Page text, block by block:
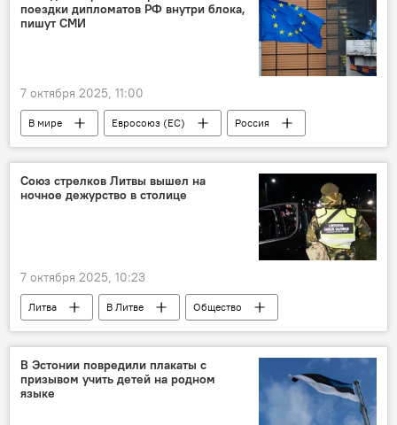
поездки дипломатов РФ внутри блока,
пишут СМИ
7 октября 2025, 11:00
В мире Евросоюз (ЕС)
Россия
ЕС
дипломат
дипломаты
дипломатические отношения
Политика
Общество
Союз стрелков Литвы вышел на
ночное дежурство в столице
7 октября 2025, 10:23
Литва В Литве
Общество
общество
Союз стрелков Литвы
Вильнюс
учения
В Эстонии повредили плакаты с
призывом учить детей на родном
языке